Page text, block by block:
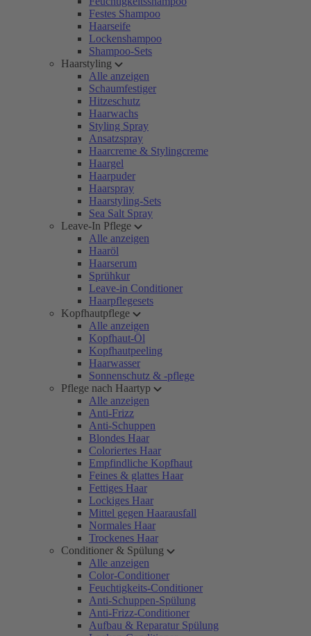
Festes Shampoo
Haarseife
Lockenshampoo
Shampoo-Sets
Haarstyling
Alle anzeigen
Schaumfestiger
Hitzeschutz
Haarwachs
Styling Spray
Ansatzspray
Haarcreme & Stylingcreme
Haargel
Haarpuder
Haarspray
Haarstyling-Sets
Sea Salt Spray
Leave-In Pflege
Alle anzeigen
Haaröl
Haarserum
Sprühkur
Leave-in Conditioner
Haarpflegesets
Kopfhautpflege
Alle anzeigen
Kopfhaut-Öl
Kopfhautpeeling
Haarwasser
Sonnenschutz & -pflege
Pflege nach Haartyp
Alle anzeigen
Anti-Frizz
Anti-Schuppen
Blondes Haar
Coloriertes Haar
Empfindliche Kopfhaut
Feines & glattes Haar
Fettiges Haar
Lockiges Haar
Mittel gegen Haarausfall
Normales Haar
Trockenes Haar
Conditioner & Spülung
Alle anzeigen
Color-Conditioner
Feuchtigkeits-Conditioner
Anti-Schuppen-Spülung
Anti-Frizz-Conditioner
Aufbau & Reparatur Spülung